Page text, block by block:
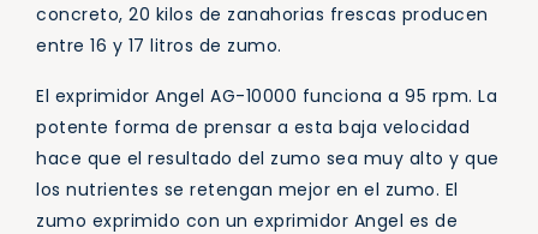
concreto, 20 kilos de zanahorias frescas producen
entre 16 y 17 litros de zumo.
El exprimidor Angel AG-10000 funciona a 95 rpm. La
potente forma de prensar a esta baja velocidad
hace que el resultado del zumo sea muy alto y que
los nutrientes se retengan mejor en el zumo. El
zumo exprimido con un exprimidor Angel es de